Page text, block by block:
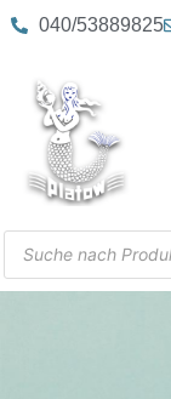
040/53889825